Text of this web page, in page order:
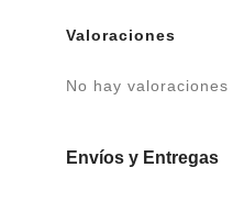
Valoraciones
No hay valoraciones
Envíos y Entregas